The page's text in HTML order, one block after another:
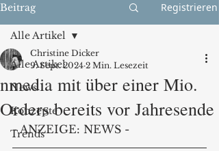
Beitrag Registrieren
Alle Artikel
News
Konzepte
Trends
Alle Artikel
nmedia mit über einer Mio.
Orders bereits vor Jahresende
Christine Dicker
9. Sept. 2024 2 Min. Lesezeit
- ANZEIGE: NEWS -